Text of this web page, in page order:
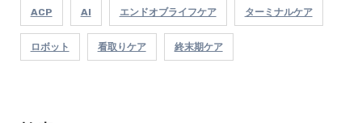
ペ
ー
ACP AI エンドオブライフケア ターミナルケア
ロボット 看取りケア 終末期ケア